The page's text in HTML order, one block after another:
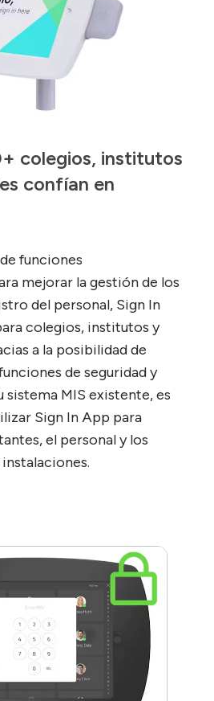
colegios, institutos
confían en
funciones
mejorar la gestión de los
del personal, Sign In
colegios, institutos y
a la posibilidad de
de seguridad y
MIS existente, es
Sign In App para
el personal y los